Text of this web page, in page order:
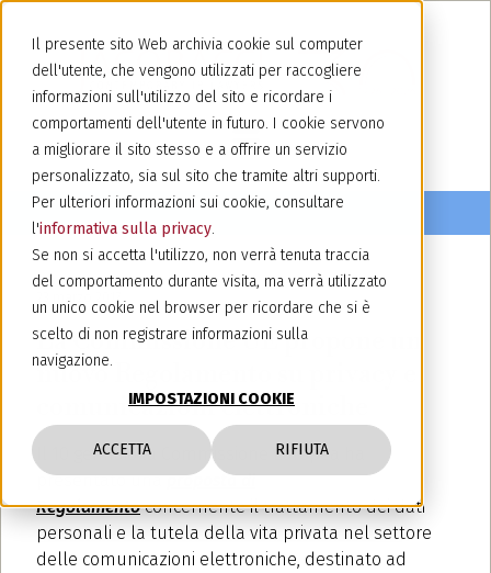
Il presente sito Web archivia cookie sul computer
dell'utente, che vengono utilizzati per raccogliere
informazioni sull'utilizzo del sito e ricordare i
comportamenti dell'utente in futuro. I cookie servono
a migliorare il sito stesso e a offrire un servizio
personalizzato, sia sul sito che tramite altri supporti.
Per ulteriori informazioni sui cookie, consultare
l'informativa sulla privacy.
Se non si accetta l'utilizzo, non verrà tenuta traccia
del comportamento durante visita, ma verrà utilizzato
un unico cookie nel browser per ricordare che si è
scelto di non registrare informazioni sulla
navigazione.
IMPOSTAZIONI COOKIE
ACCETTA RIFIUTA
23 marzo 2017
La Commissione UE propone un
nuovo Regolamento su privacy e
comunicazioni elettroniche
Il 10 gennaio la Commissione Europea ha
presentato unaproposta di
Regolamentoconcernente il trattamento dei dati
personali e la tutela della vita privata nel settore
delle comunicazioni elettroniche, destinato ad